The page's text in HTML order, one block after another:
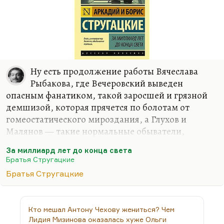
странной копией, странным двойником
Булгакова. Они и родились почти…
Ну есть продолжение работы Вячеслава
Рыбакова, где Вечеровский выведен
опасным фанатиком, такой заросшей и грязной
демшизой, которая прячется по болотам от
гомеостатического мироздания, а Глухов и
Малянов — такие нормальные обыватели,
глухие окольные тропы, но Рыбаков мыслит
парадоксально и верно. Другое дело, что мне
кажется, его заносит иногда, но мысль его
Мы в Питере виделись с Лопушанским и лишний
раз подумали, как точен был сценарий Рыбакова
За миллиард лет до конца света
Братья Стругацкие
Братья Стругацкие
Кто мешал Антону Чехову жениться? Чем
Лидия Мизинова оказалась хуже Ольги